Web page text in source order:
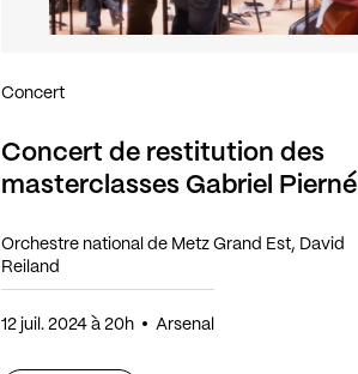
Concert de restitution des
masterclasses Gabriel Pierné
Concert
Orchestre national de Metz Grand Est, David
Reiland
12 juil. 2024 à 20h Arsenal